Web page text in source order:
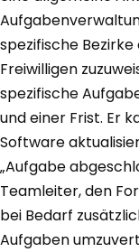
spezifische
Freiwilligen
spezifische
und einer Frist. Er
Software
„Aufgabe
Teamleiter, den
bei Bedarf
Aufgaben